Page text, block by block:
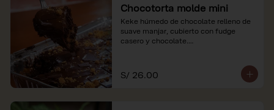
Chocotorta molde mini
Keke húmedo de chocolate relleno de
suave manjar, cubierto con fudge
casero y chocolate.
soles e incluyen impuestos de ley y
recargo al consumo. Imagenes
S/ 26.00